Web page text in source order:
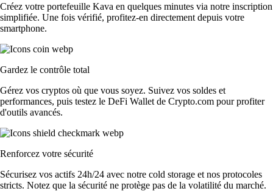
Créez votre portefeuille Kava en quelques minutes via notre inscription
simplifiée. Une fois vérifié, profitez-en directement depuis votre
smartphone.
Gardez le contrôle total
Gérez vos cryptos où que vous soyez. Suivez vos soldes et
performances, puis testez le DeFi Wallet de Crypto.com pour profiter
d'outils avancés.
Renforcez votre sécurité
Sécurisez vos actifs 24h/24 avec notre cold storage et nos protocoles
stricts. Notez que la sécurité ne protège pas de la volatilité du marché.